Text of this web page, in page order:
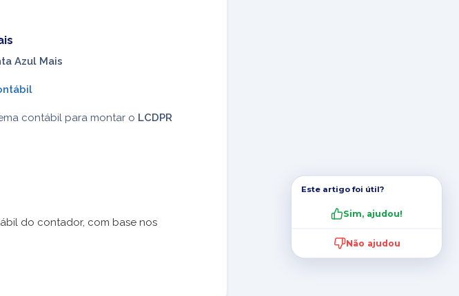
Azul Mais
contábil para montar o LCDPR
do contador, com base nos
Este artigo foi útil?
Sim, ajudou!
Não ajudou